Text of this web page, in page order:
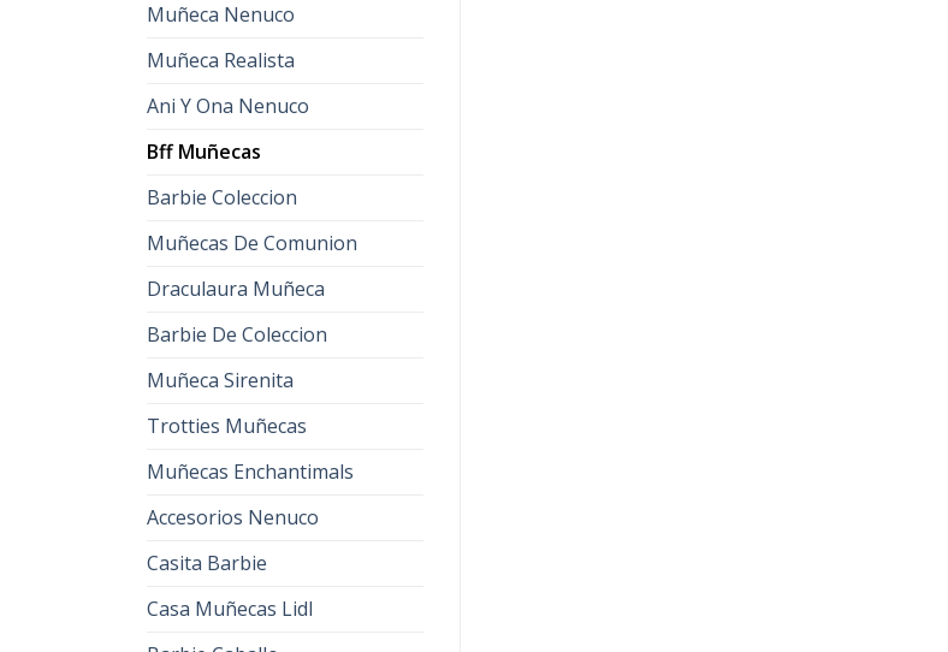
Muñeca Nenuco
Muñeca Realista
Ani Y Ona Nenuco
Bff Muñecas
Barbie Coleccion
Muñecas De Comunion
Draculaura Muñeca
Barbie De Coleccion
Muñeca Sirenita
Trotties Muñecas
Muñecas Enchantimals
Accesorios Nenuco
Casita Barbie
Casa Muñecas Lidl